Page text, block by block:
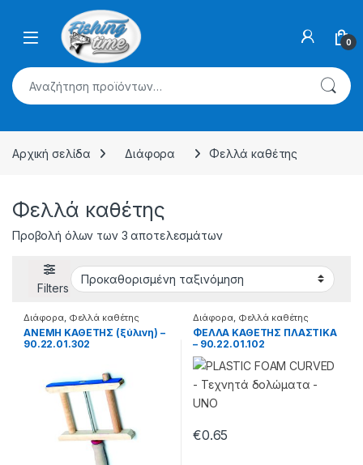
Skip to navigation
0
Αναζήτηση για:
Αρχική σελίδα Διάφορα Φελλά καθέτης
Φελλά καθέτης
Προβολή όλων των 3 αποτελεσμάτων
Filters
Διάφορα, Φελλά καθέτης
ΑΝΕΜΗ ΚΑΘΕΤΗΣ (ξύλινη) –
90.22.01.302
Διάφορα, Φελλά καθέτης
ΦΕΛΛΑ ΚΑΘΕΤΗΣ ΠΛΑΣΤΙΚΑ
– 90.22.01.102
€0.65